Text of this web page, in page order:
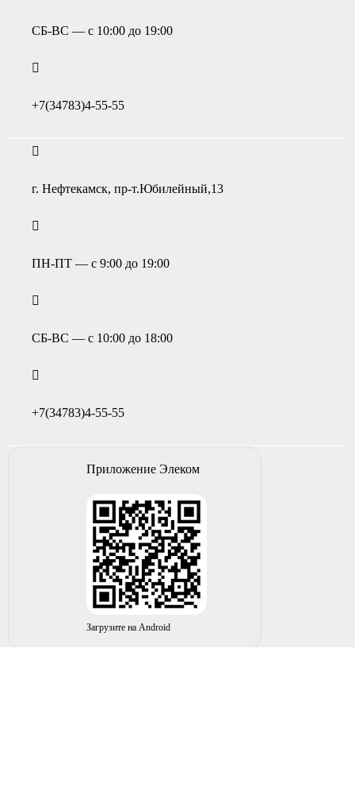
СБ-ВС — с 10:00 до 19:00
+7(34783)4-55-55
г. Нефтекамск, пр-т.Юбилейный,13
ПН-ПТ — с 9:00 до 19:00
СБ-ВС — с 10:00 до 18:00
+7(34783)4-55-55
Приложение Элеком
Загрузите на Android